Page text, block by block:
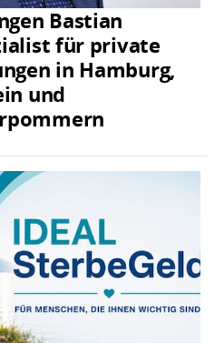
Bastian
für private
in Hamburg,
und